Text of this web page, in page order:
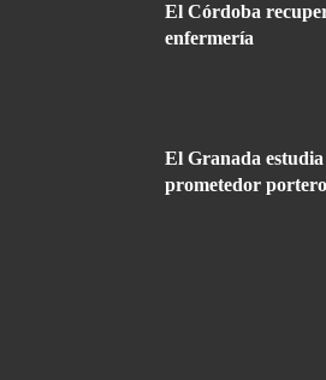
El Córdoba
enfermería
El Granada
prometedor portero